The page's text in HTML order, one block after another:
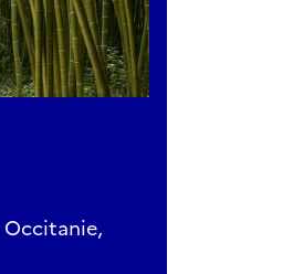
Occitanie,